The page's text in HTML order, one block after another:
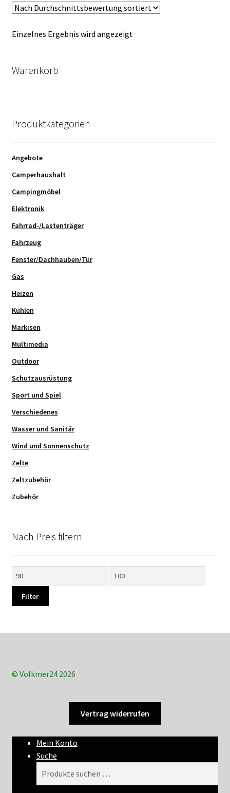
Einzelnes Ergebnis wird angezeigt
Warenkorb
Produktkategorien
Angebote
Camperhaushalt
Campingmöbel
Elektronik
Fahrrad-/Lastenträger
Fahrzeug
Fenster/Dachhauben/Tür
Gas
Heizen
Kühlen
Markisen
Multimedia
Outdoor
Schutzausrüstung
Sport und Spiel
Verschiedenes
Wasser und Sanitär
Wind und Sonnenschutz
Zelte
Zeltzubehör
Zubehör
Nach Preis filtern
Filter
© Volkmer24 2026
Vertrag widerrufen
Mein Konto
Suche